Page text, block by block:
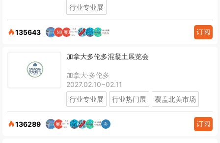
行业专业展
135643 订阅
加拿大多伦多混凝土展览会
加拿大·多伦多
2027.02.10~02.11
行业专业展
行业热门展 覆盖北美市场
136289 订阅